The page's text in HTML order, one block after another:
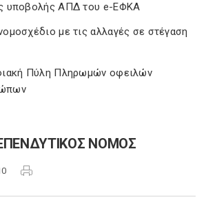
υποβολής ΑΠΔ του e-ΕΦΚΑ
με τις αλλαγές σε στέγαση
Πύλη Πληρωμών οφειλών
ΝΟΜΟΣ